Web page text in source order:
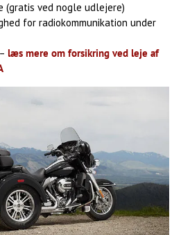
(gratis ved nogle udlejere)
for radiokommunikation under
læs mere om forsikring ved leje af